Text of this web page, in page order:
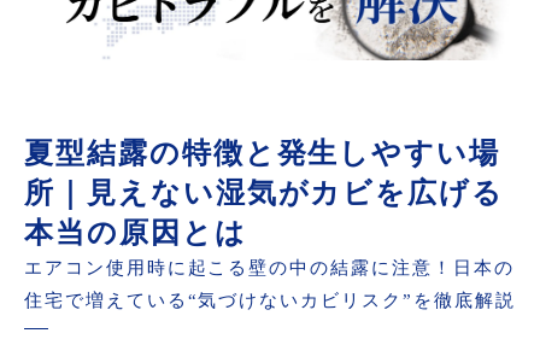
夏型結露の特徴と発生しやすい場
所｜見えない湿気がカビを広げる
本当の原因とは
エアコン使用時に起こる壁の中の結露に注意！日本の
住宅で増えている“気づけないカビリスク”を徹底解説